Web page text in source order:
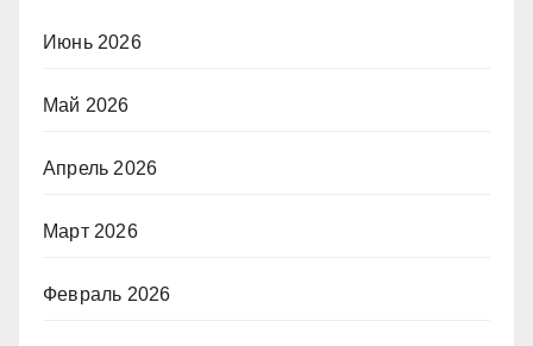
Июнь 2026
Май 2026
Апрель 2026
Март 2026
Февраль 2026